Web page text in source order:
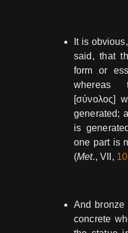
It is
said, that
form or
whereas
[σύνολος]
generated;
is
one part is
(Met., VII,
And bronze
concrete